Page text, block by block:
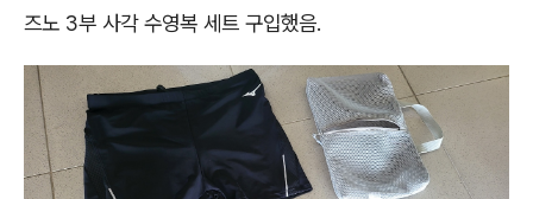
즈노 3부 사각 수영복 세트 구입했음.